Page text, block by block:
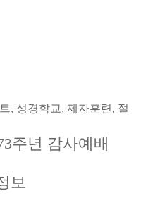
, 성경학교, 제자훈련, 절
주년 감사예배
보